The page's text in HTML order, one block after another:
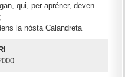
qui, per apréner, deven
la nòsta Calandreta